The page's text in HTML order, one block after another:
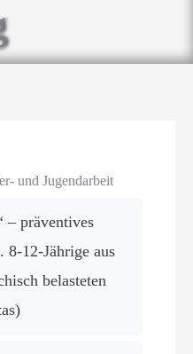
und Jugendarbeit
– präventives
8-12-Jährige aus
belasteten